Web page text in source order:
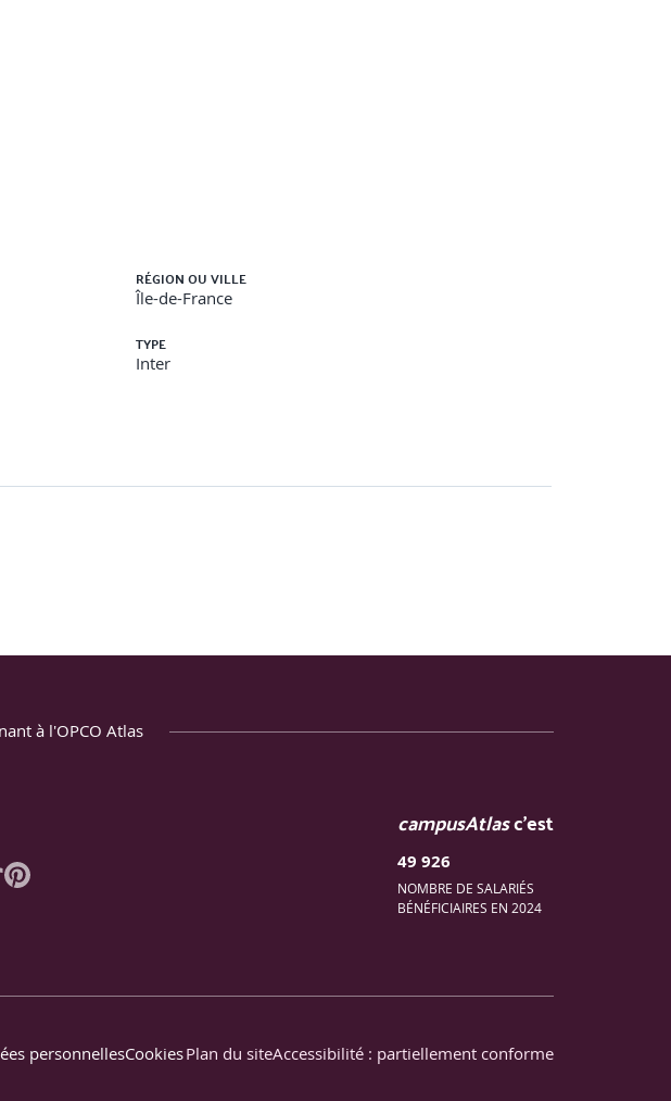
RÉGION OU VILLE
Île-de-France
TYPE
Inter
à l'OPCO Atlas
campusAtlasc'est
49 926
NOMBRE DE SALARIÉS
BÉNÉFICIAIRES EN 2024
personnellesCookiesPlan du siteAccessibilité : partiellement conforme